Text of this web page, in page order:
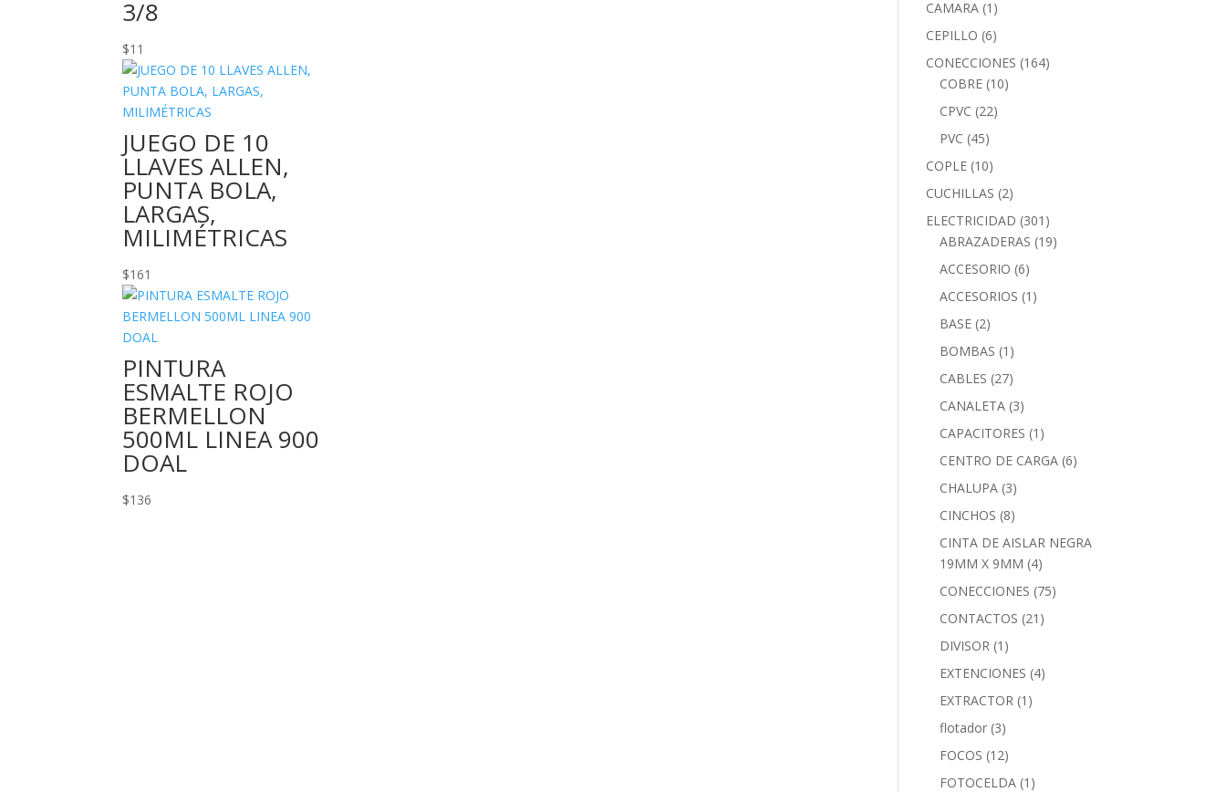
3/8
$11
JUEGO DE 10
LLAVES ALLEN,
PUNTA BOLA,
LARGAS,
MILIMÉTRICAS
$161
PINTURA
ESMALTE ROJO
BERMELLON
500ML LINEA 900
DOAL
$136
CAMARA (1)
CEPILLO (6)
CONECCIONES (164)
COBRE (10)
CPVC (22)
PVC (45)
COPLE (10)
CUCHILLAS (2)
ELECTRICIDAD (301)
ABRAZADERAS (19)
ACCESORIO (6)
ACCESORIOS (1)
BASE (2)
BOMBAS (1)
CABLES (27)
CANALETA (3)
CAPACITORES (1)
CENTRO DE CARGA (6)
CHALUPA (3)
CINCHOS (8)
CINTA DE AISLAR NEGRA
19MM X 9MM (4)
CONECCIONES (75)
CONTACTOS (21)
DIVISOR (1)
EXTENCIONES (4)
EXTRACTOR (1)
flotador (3)
FOCOS (12)
FOTOCELDA (1)